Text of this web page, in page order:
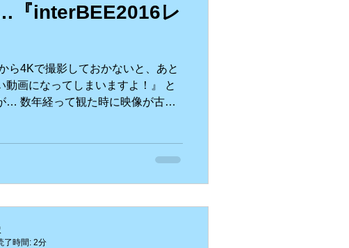
『interBEE2016レ
ら4Kで撮影しておかないと、あと
動画になってしまいますよ！』 と
… 数年経って観た時に映像が古臭
了時間: 2分